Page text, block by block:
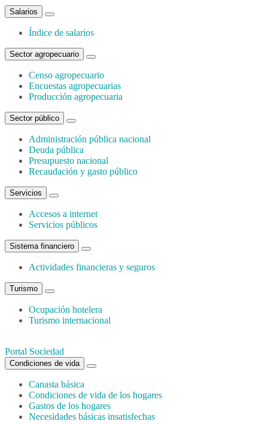
Salarios
Índice de salarios
Sector agropecuario
Censo agropecuario
Encuestas agropecuarias
Producción agropecuaria
Sector público
Administración pública nacional
Deuda pública
Presupuesto nacional
Recaudación y gasto público
Servicios
Accesos a internet
Servicios públicos
Sistema financiero
Actividades financieras y seguros
Turismo
Ocupación hotelera
Turismo internacional
Portal Sociedad
Condiciones de vida
Canasta básica
Condiciones de vida de los hogares
Gastos de los hogares
Necesidades básicas insatisfechas